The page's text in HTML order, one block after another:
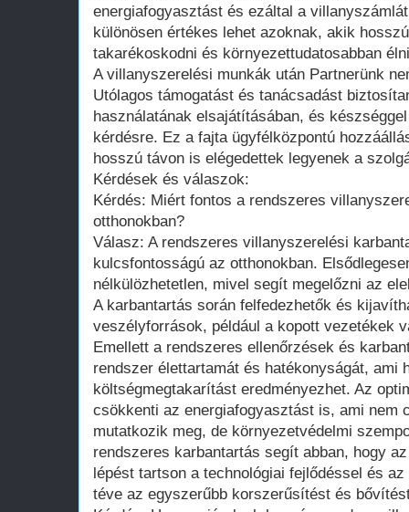
energiafogyasztást és ezáltal a
különösen értékes lehet azoknak, akik
takarékoskodni és környezettudatosabban
A villanyszerelési munkák után Partnerünk
Utólagos támogatást és tanácsadást
használatának elsajátításában, és
kérdésre. Ez a fajta ügyfélközpontú
hosszú távon is elégedettek legyenek a
Kérdések és válaszok:
Kérdés: Miért fontos a rendszeres
otthonokban?
Válasz: A rendszeres villanyszerelési
kulcsfontosságú az otthonokban.
nélkülözhetetlen, mivel segít megelőzni az
A karbantartás során felfedezhetők és
veszélyforrások, például a kopott vezetékek
Emellett a rendszeres ellenőrzések és
rendszer élettartamát és hatékonyságát, ami
költségmegtakarítást eredményezhet. Az
csökkenti az energiafogyasztást is, ami nem
mutatkozik meg, de környezetvédelmi
rendszeres karbantartás segít abban, hogy
lépést tartson a technológiai fejlődéssel és
téve az egyszerűbb korszerűsítést és